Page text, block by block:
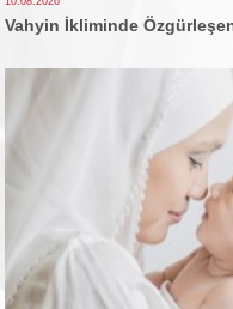
Vahyin İkliminde